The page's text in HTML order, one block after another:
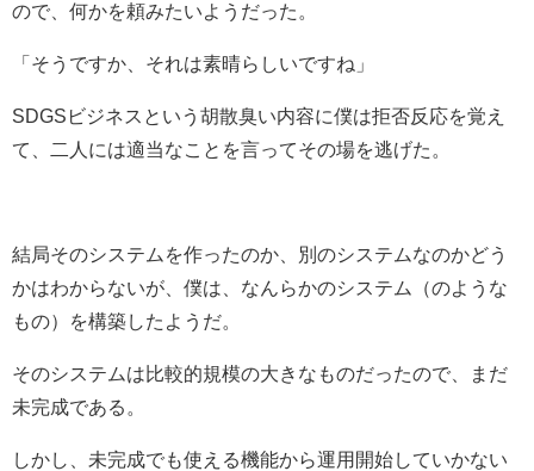
ので、何かを頼みたいようだった。
「そうですか、それは素晴らしいですね」
SDGSビジネスという胡散臭い内容に僕は拒否反応を覚え
て、二人には適当なことを言ってその場を逃げた。
結局そのシステムを作ったのか、別のシステムなのかどう
かはわからないが、僕は、なんらかのシステム（のような
もの）を構築したようだ。
そのシステムは比較的規模の大きなものだったので、まだ
未完成である。
しかし、未完成でも使える機能から運用開始していかない